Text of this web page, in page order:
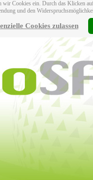
wir Cookies ein. Durch das Klicken
und den
Cookies zulassen